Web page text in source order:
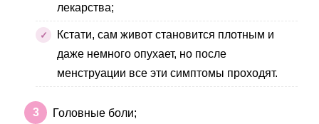
лекарства;
Кстати, сам живот становится плотным и
даже немного опухает, но после
менструации все эти симптомы проходят.
Головные боли;